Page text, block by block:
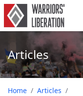
Articles
Home / Articles /